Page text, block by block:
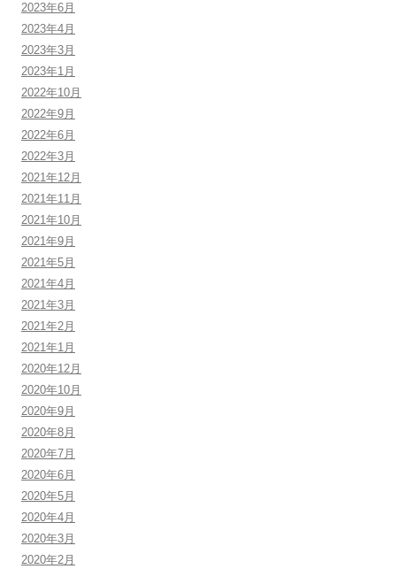
2023年6月
2023年4月
2023年3月
2023年1月
2022年10月
2022年9月
2022年6月
2022年3月
2021年12月
2021年11月
2021年10月
2021年9月
2021年5月
2021年4月
2021年3月
2021年2月
2021年1月
2020年12月
2020年10月
2020年9月
2020年8月
2020年7月
2020年6月
2020年5月
2020年4月
2020年3月
2020年2月